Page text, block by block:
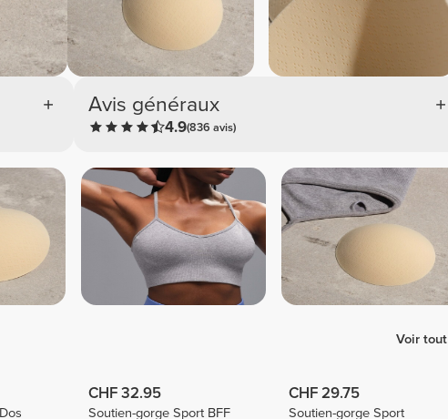
Avis généraux
4.9(836 avis)
Voir tout
CHF 32.95
Soutien-gorge Sport BFF
CHF 29.75
Soutien-gorge Sport